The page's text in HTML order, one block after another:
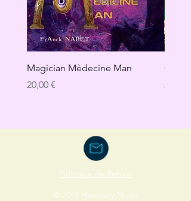
Magician Mèdecine Man
Precio
20,00 €
GAÏA
20,00 €
Politique de Retour
© 2019 Harmony Music